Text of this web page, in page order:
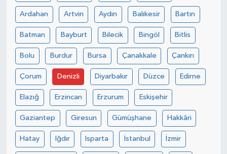
Ardahan Artvin Aydın Balıkesir Bartın
Batman Bayburt Bilecik Bingöl Bitlis
Bolu Burdur Bursa Çanakkale Çankırı
Çorum Denizli Diyarbakır Düzce Edirne
Elazığ Erzincan Erzurum Eskişehir
Gaziantep Giresun Gümüşhane Hakkâri
Hatay Iğdır Isparta İstanbul İzmir